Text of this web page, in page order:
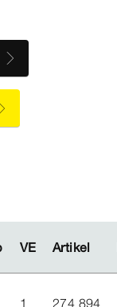
VE Artikel
VE Artikel
1 274 894